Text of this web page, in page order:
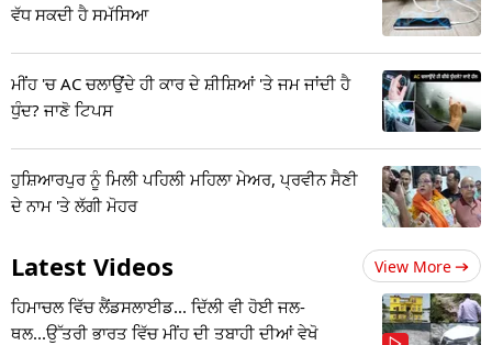
ਵੱਧ ਸਕਦੀ ਹੈ ਸਮੱਸਿਆ
ਮੀਂਹ 'ਚ AC ਚਲਾਉਂਦੇ ਹੀ ਕਾਰ ਦੇ ਸ਼ੀਸ਼ਿਆਂ 'ਤੇ ਜਮ ਜਾਂਦੀ ਹੈ
ਧੁੰਦ? ਜਾਣੋ ਟਿਪਸ
ਹੁਸ਼ਿਆਰਪੁਰ ਨੂੰ ਮਿਲੀ ਪਹਿਲੀ ਮਹਿਲਾ ਮੇਅਰ, ਪ੍ਰਵੀਨ ਸੈਣੀ
ਦੇ ਨਾਮ 'ਤੇ ਲੱਗੀ ਮੋਹਰ
Latest Videos View More
ਹਿਮਾਚਲ ਵਿੱਚ ਲੈਂਡਸਲਾਈਡ... ਦਿੱਲੀ ਵੀ ਹੋਈ ਜਲ-
ਥਲ...ਉੱਤਰੀ ਭਾਰਤ ਵਿੱਚ ਮੀਂਹ ਦੀ ਤਬਾਹੀ ਦੀਆਂ ਵੇਖੋ